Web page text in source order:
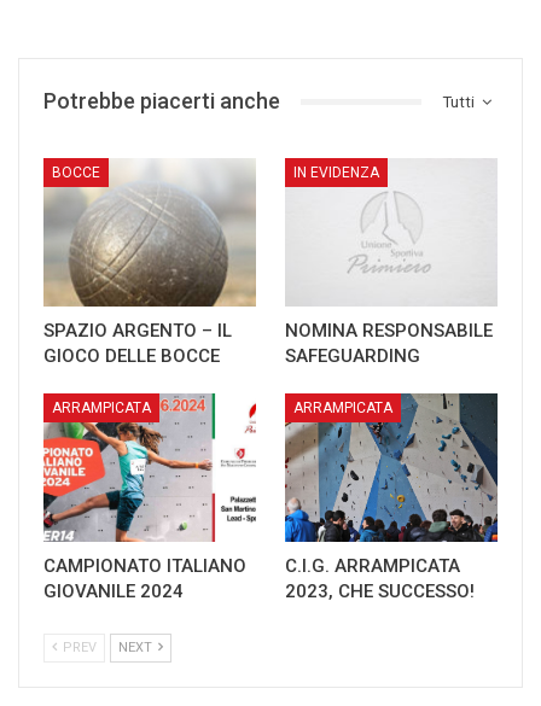
Tutti
Potrebbe piacerti anche
BOCCE
SPAZIO ARGENTO – IL
GIOCO DELLE BOCCE
IN EVIDENZA
NOMINA RESPONSABILE
SAFEGUARDING
ARRAMPICATA
CAMPIONATO ITALIANO
GIOVANILE 2024
ARRAMPICATA
C.I.G. ARRAMPICATA
2023, CHE SUCCESSO!
PREV NEXT